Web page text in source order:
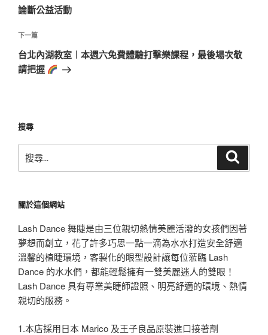
覽
篇
章
論斷公益活動
下
一
篇
下一篇
台北內湖教室︱本週六免費體驗打擊樂課程，最後場次敬
請把握
搜尋
尋
字:
關於這個網站
Lash Dance 舞睫是由三位親切熱情美麗活潑的女孩們因著
夢想而創立，花了許多巧思一點一滴為水水打造安全舒適
溫馨的植睫環境，客製化的眼型設計讓每位蒞臨 Lash
Dance 的水水們，都能輕鬆擁有一雙美麗迷人的雙眼！
Lash Dance 具有專業美睫師證照、明亮舒適的環境、熱情
親切的服務。
1.本店採用日本 Marico 及王子良品原裝進口接著劑